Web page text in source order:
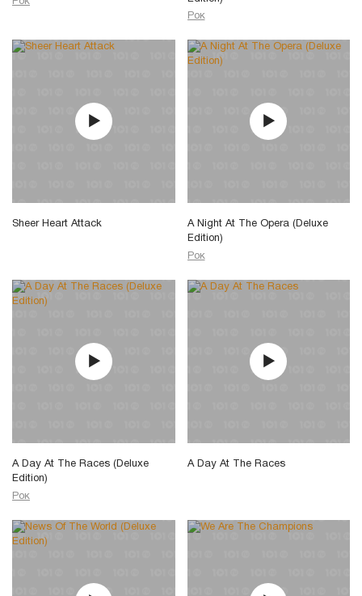
Рок
Sheer Heart Attack
A Night At The Opera (Deluxe
Edition)
Рок
A Day At The Races (Deluxe
Edition)
Рок
A Day At The Races